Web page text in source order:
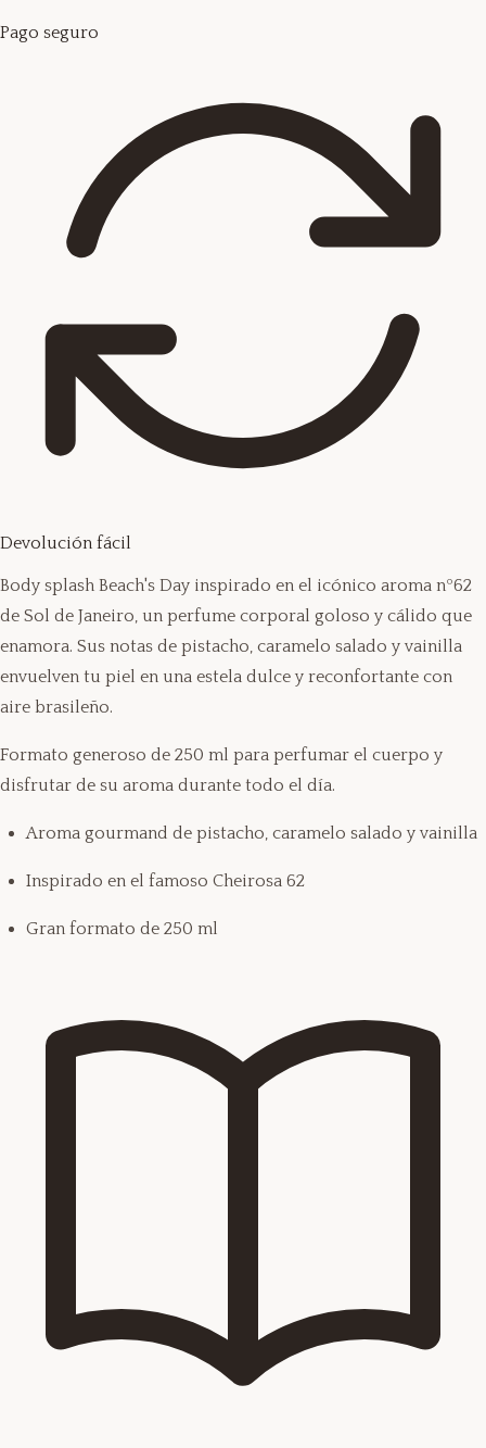
Pago seguro
Devolución fácil
Body splash Beach's Day inspirado en el icónico aroma nº62
de Sol de Janeiro, un perfume corporal goloso y cálido que
enamora. Sus notas de pistacho, caramelo salado y vainilla
envuelven tu piel en una estela dulce y reconfortante con
aire brasileño.
Formato generoso de 250 ml para perfumar el cuerpo y
disfrutar de su aroma durante todo el día.
Aroma gourmand de pistacho, caramelo salado y vainilla
Inspirado en el famoso Cheirosa 62
Gran formato de 250 ml